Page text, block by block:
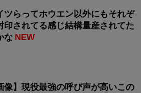
ツらってホウエン以外にもそれぞ
印されてる感じ結構量産されてた
な NEW
像】現役最強の呼び声が高いこの